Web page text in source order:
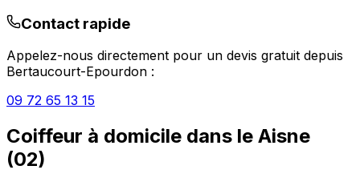
Contact rapide
Appelez-nous directement pour un devis gratuit depuis
Bertaucourt-Epourdon :
09 72 65 13 15
Coiffeur à domicile dans le Aisne
(02)